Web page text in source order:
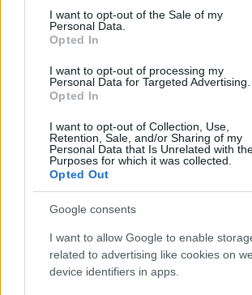
consent section.
I want to opt-out of the Sale of my
Personal Data.
Opted In
I want to opt-out of processing my
Personal Data for Targeted Advertising.
Opted In
I want to opt-out of Collection, Use,
Retention, Sale, and/or Sharing of my
Personal Data that Is Unrelated with
Purposes for which it was collected.
Opted Out
Google consents
I want to allow Google to enable
related to advertising like cookies on
device identifiers in apps.
A felívelés nem
hanem